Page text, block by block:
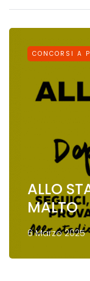
CONCORSI A
ALLO
MALTO
6 Marzo 2025